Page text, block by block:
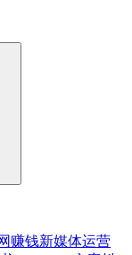
赚钱新媒体运营